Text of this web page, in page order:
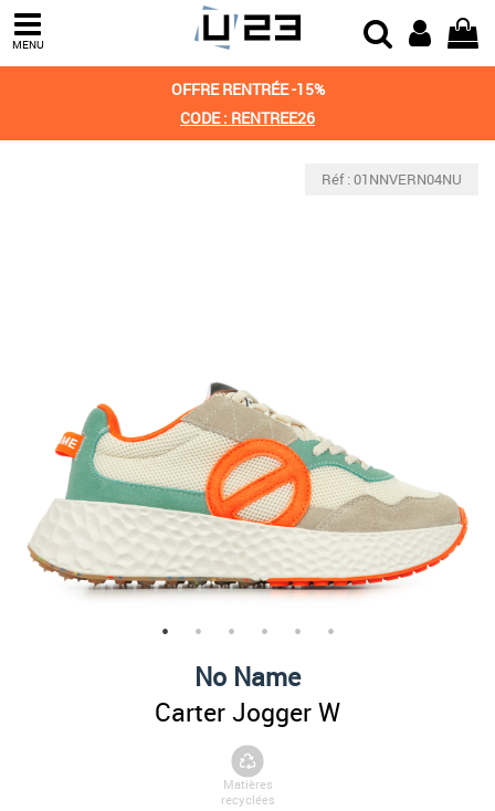
MENU
OFFRE RENTRÉE -15%
CODE : RENTREE26
Réf : 01NNVERN04NU
No Name
Carter Jogger W
Matières
recyclées